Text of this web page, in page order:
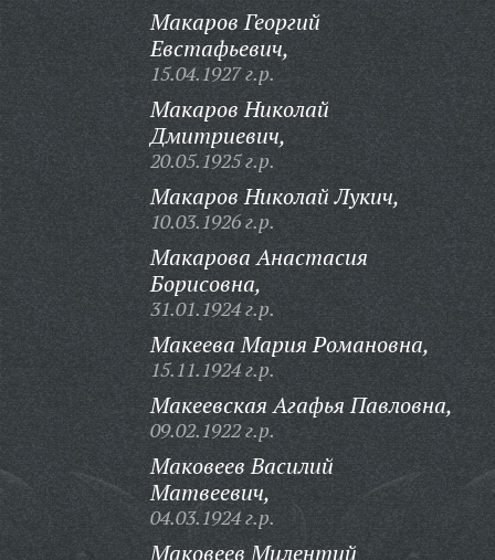
Макаров Георгий
Евстафьевич,
15.04.1927 г.р.
Макаров Николай
Дмитриевич,
20.05.1925 г.р.
Макаров Николай Лукич,
10.03.1926 г.р.
Макарова Анастасия
Борисовна,
31.01.1924 г.р.
Макеева Мария Романовна,
15.11.1924 г.р.
Макеевская Агафья Павловна,
09.02.1922 г.р.
Маковеев Василий
Матвеевич,
04.03.1924 г.р.
Маковеев Милентий